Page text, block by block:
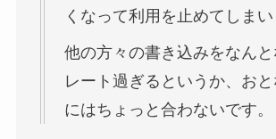
くなって利用を止めてしまい
他の方々の書き込みをなんと
レート過ぎるというか、お
にはちょっと合わないです。